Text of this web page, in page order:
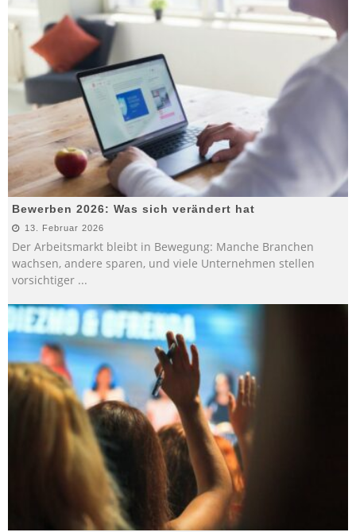
Bewerben 2026: Was sich verändert hat
13. Februar 2026
Der Arbeitsmarkt bleibt in Bewegung: Manche Branchen
wachsen, andere sparen, und viele Unternehmen stellen
vorsichtiger ...